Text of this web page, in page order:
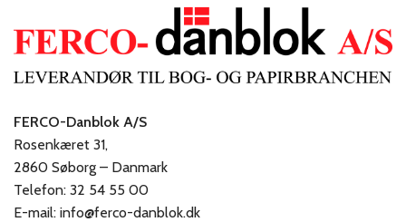
FERCO-Danblok A/S
Rosenkæret 31,
2860 Søborg – Danmark
Telefon: 32 54 55 00
E-mail: info@ferco-danblok.dk